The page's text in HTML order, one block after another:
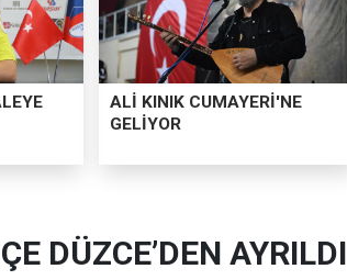
ALİ KINIK CUMAYERİ'NE
GELİYOR
DÜZCE’DEN AYRILDI